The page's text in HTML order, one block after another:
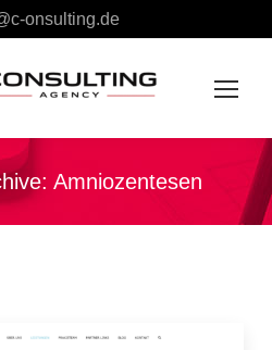
onsulting.de
Amniozentesen